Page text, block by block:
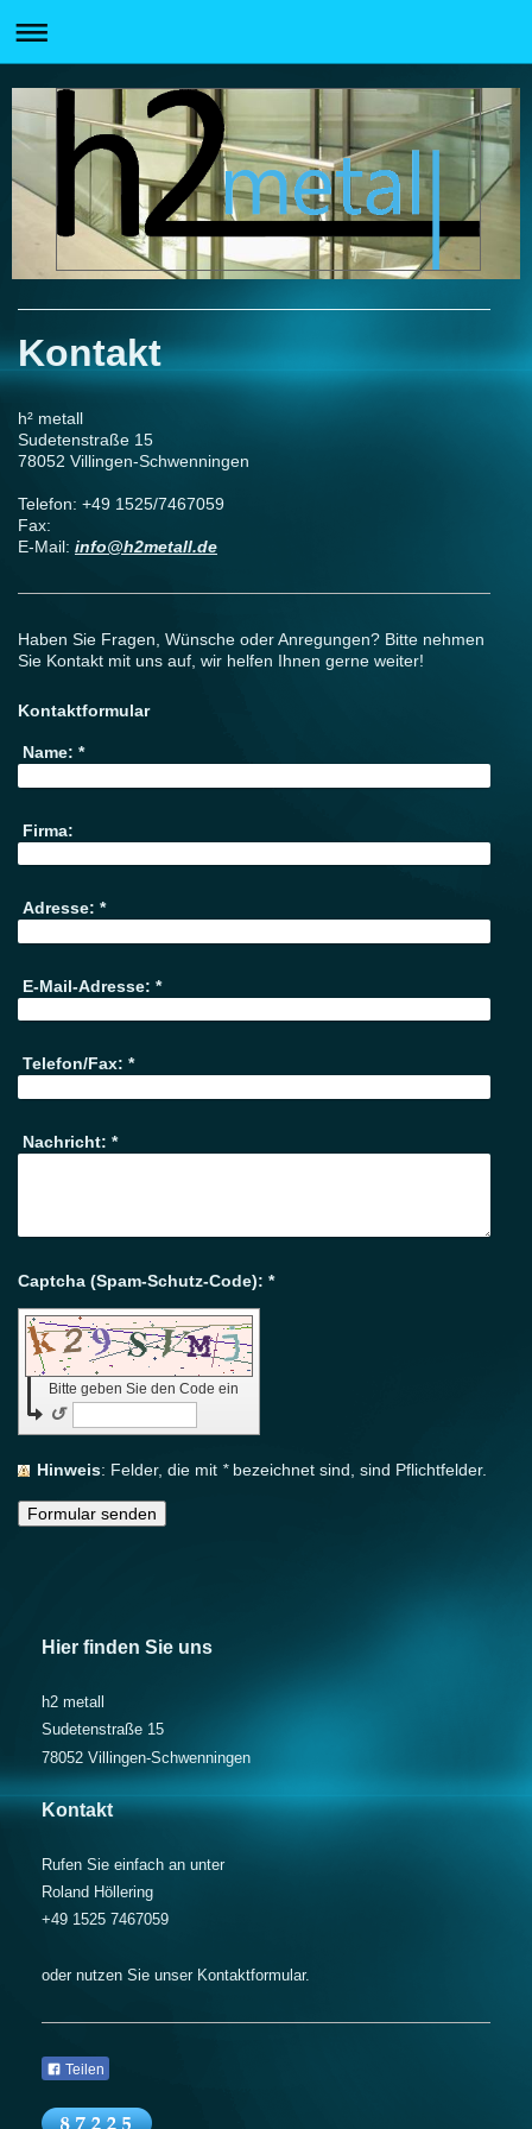
Kontakt
h² metall
Sudetenstraße 15
78052 Villingen-Schwenningen
Telefon: +49 1525/7467059
Fax:
E-Mail: info@h2metall.de
Haben Sie Fragen, Wünsche oder Anregungen? Bitte nehmen
Sie Kontakt mit uns auf, wir helfen Ihnen gerne weiter!
Kontaktformular
Name: *
Firma:
Adresse: *
E-Mail-Adresse: *
Telefon/Fax: *
Nachricht: *
Captcha (Spam-Schutz-Code): *
Bitte geben Sie den Code ein
↺
Hinweis : Felder, die mit *bezeichnet sind, sind Pflichtfelder.
Hier finden Sie uns
h2 metall
Sudetenstraße 15
78052 Villingen-Schwenningen
Kontakt
Rufen Sie einfach an unter
Roland Höllering
+49 1525 7467059
oder nutzen Sie unser Kontaktformular.
Teilen